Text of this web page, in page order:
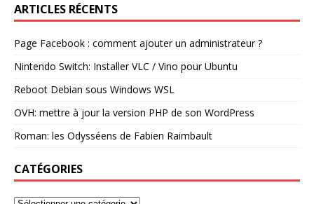
ARTICLES RÉCENTS
Page Facebook : comment ajouter un administrateur ?
Nintendo Switch: Installer VLC / Vino pour Ubuntu
Reboot Debian sous Windows WSL
OVH: mettre à jour la version PHP de son WordPress
Roman: les Odysséens de Fabien Raimbault
CATÉGORIES